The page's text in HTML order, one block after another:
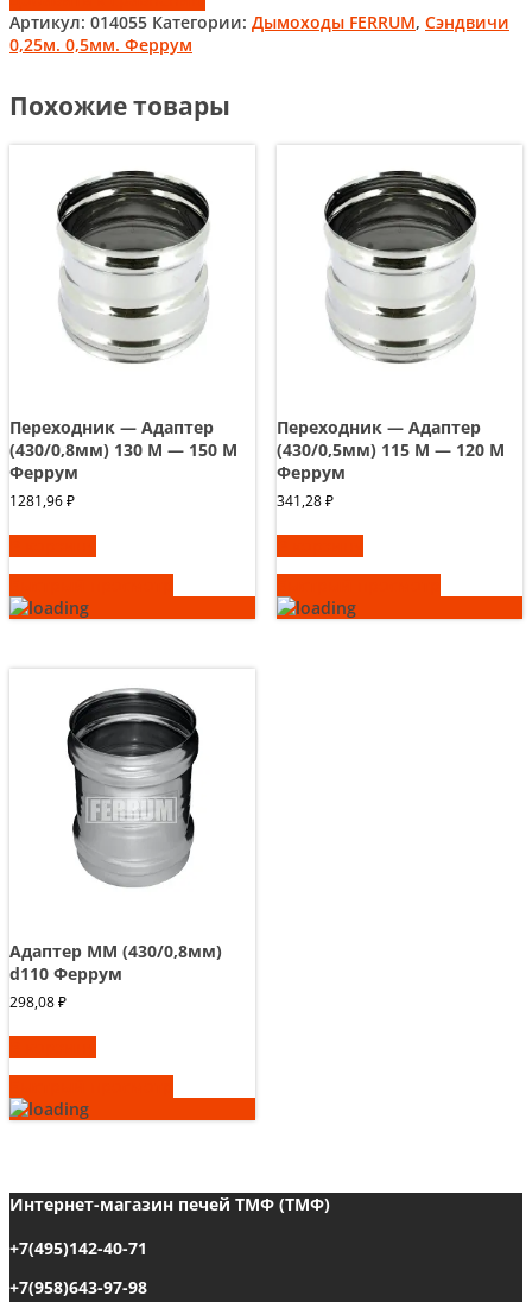
Артикул: 014055 Категории: Дымоходы FERRUM, Сэндвичи
0,25м. 0,5мм. Феррум
Похожие товары
Переходник — Адаптер
(430/0,8мм) 130 М — 150 М
Феррум
1281,96₽
Переходник — Адаптер
(430/0,5мм) 115 М — 120 М
Феррум
341,28₽
Адаптер ММ (430/0,8мм)
d110 Феррум
298,08₽
Интернет-магазин печей ТМФ (ТМФ)
+7(495)142-40-71
+7(958)643-97-98